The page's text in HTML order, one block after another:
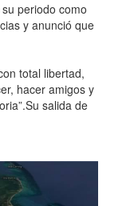
periodo como
y anunció que
total libertad,
hacer amigos y
salida de